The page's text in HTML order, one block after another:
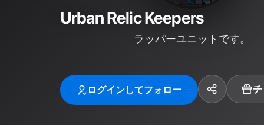
Urban Relic Keepers
ラッパーユニットです。
ログインしてフォロー